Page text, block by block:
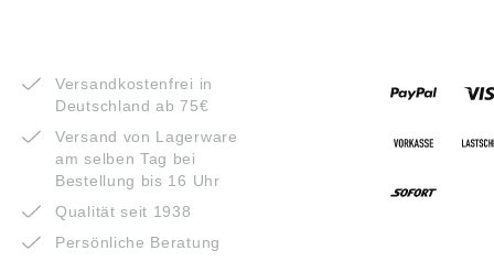
Versandkostenfrei in
Deutschland ab 75€
Versand von Lagerware
am selben Tag bei
Bestellung bis 16 Uhr
Qualität seit 1938
Persönliche Beratung